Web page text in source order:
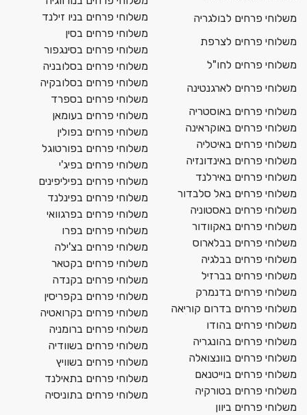
משלוחי פרחים לבולגריה
משלוחי פרחים לצרפת
משלוחי פרחים לחו"ל
משלוחי פרחים לארגנטינה
משלוחי פרחים באוסטריה
משלוחי פרחים באוקראינה
משלוחי פרחים באיטליה
משלוחי פרחים באינדונזיה
משלוחי פרחים באירלנד
משלוחי פרחים באל סלבדור
משלוחי פרחים באסטוניה
משלוחי פרחים באקוודור
משלוחי פרחים בבלארוס
משלוחי פרחים בבלגיה
משלוחי פרחים בברזיל
משלוחי פרחים בדנמרק
משלוחי פרחים בדרום קוריאה
משלוחי פרחים בהודו
משלוחי פרחים בהונגריה
משלוחי פרחים בוונצואלה
משלוחי פרחים בוייטנאם
משלוחי פרחים בטורקיה
משלוחי פרחים ביוון
משלוחי פרחים בניו זילנד
משלוחי פרחים בסין
משלוחי פרחים בסינגפור
משלוחי פרחים בסלובניה
משלוחי פרחים בסלובקיה
משלוחי פרחים בספרד
משלוחי פרחים בעומאן
משלוחי פרחים בפולין
משלוחי פרחים בפורטוגל
משלוחי פרחים בפיג'י
משלוחי פרחים בפיליפינים
משלוחי פרחים בפינלנד
משלוחי פרחים בפרגוואי
משלוחי פרחים בפרו
משלוחי פרחים בצ'ילה
משלוחי פרחים בקטאר
משלוחי פרחים בקנדה
משלוחי פרחים בקפריסין
משלוחי פרחים בקרואטיה
משלוחי פרחים ברומניה
משלוחי פרחים בשוודיה
משלוחי פרחים בשוויץ
משלוחי פרחים בתאילנד
משלוחי פרחים בתוניסיה